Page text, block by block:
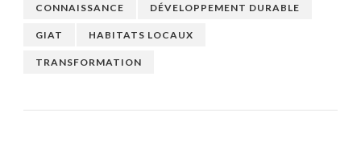
CONNAISSANCE DÉVELOPPEMENT DURABLE
GIAT HABITATS LOCAUX
TRANSFORMATION